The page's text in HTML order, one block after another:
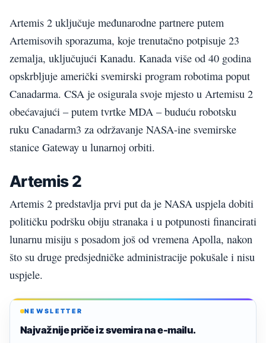
Artemis 2 uključuje međunarodne partnere putem
Artemisovih sporazuma, koje trenutačno potpisuje 23
zemalja, uključujući Kanadu. Kanada više od 40 godina
opskrbljuje američki svemirski program robotima poput
Canadarma. CSA je osigurala svoje mjesto u Artemisu 2
obećavajući – putem tvrtke MDA – buduću robotsku
ruku Canadarm3 za održavanje NASA-ine svemirske
stanice Gateway u lunarnoj orbiti.
Artemis 2
Artemis 2 predstavlja prvi put da je NASA uspjela dobiti
političku podršku obiju stranaka i u potpunosti financirati
lunarnu misiju s posadom još od vremena Apolla, nakon
što su druge predsjedničke administracije pokušale i nisu
uspjele.
NEWSLETTER
Najvažnije priče iz svemira na e-mailu.